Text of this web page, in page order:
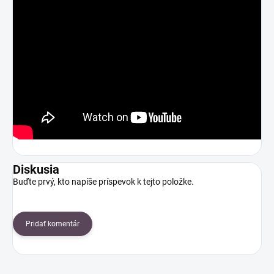
Diskusia
Buďte prvý, kto napíše príspevok k tejto položke.
Pridať komentár